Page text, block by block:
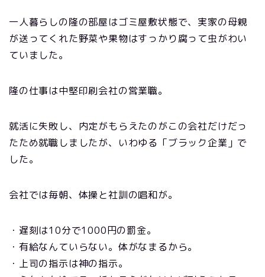
一人暮らしの隆の部屋はゴミ屋敷状態で、実家の母親
が送ってくれた野菜や果物はすっかり腐って虫がわい
ていました。
隆の仕事は中堅印刷会社の営業職。
就活に失敗し、内定がもらえたのがこの会社だけだっ
たため就職しましたが、いわゆる「ブラック企業」で
した。
会社では毎朝、体操と社訓の唱和が。
・遅刻は10分で1000円の罰金。
・有給なんていらない。体がなまるから。
・上司の指示は神の指示。